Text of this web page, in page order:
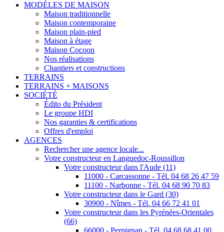
MODÈLES DE MAISON
Maison traditionnelle
Maison contemporaine
Maison plain-pied
Maison à étage
Maison Cocoon
Nos réalisations
Chantiers et constructions
TERRAINS
TERRAINS + MAISONS
SOCIÉTÉ
Édito du Président
Le groupe HDI
Nos garanties & certifications
Offres d'emploi
AGENCES
Rechercher une agence locale...
Votre constructeur en Languedoc-Roussillon
Votre constructeur dans l'Aude (11)
11000 - Carcassonne - Tél. 04 68 26 47 59
11100 - Narbonne - Tél. 04 68 90 70 83
Votre constructeur dans le Gard (30)
30900 - Nîmes - Tél. 04 66 72 41 01
Votre constructeur dans les Pyrénées-Orientales
(66)
66000 - Perpignan - Tél. 04 68 68 41 00